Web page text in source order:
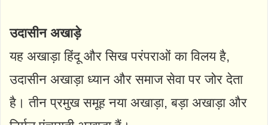
उदासीन अखाड़े
यह अखाड़ा हिंदू और सिख परंपराओं का विलय है,
उदासीन अखाड़ा ध्यान और समाज सेवा पर जोर देता
है। तीन प्रमुख समूह नया अखाड़ा, बड़ा अखाड़ा और